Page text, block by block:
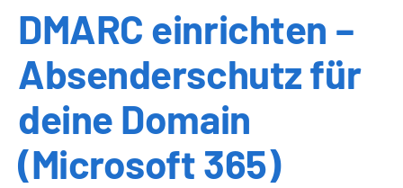
DMARC einrichten –
Absenderschutz für
deine Domain
(Microsoft 365)